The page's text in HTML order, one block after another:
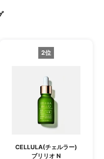
2位
CELLULA(チェルラー)
ブリリオ N